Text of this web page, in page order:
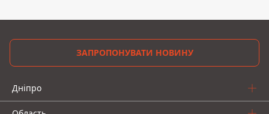
ЗАПРОПОНУВАТИ НОВИНУ
Дніпро